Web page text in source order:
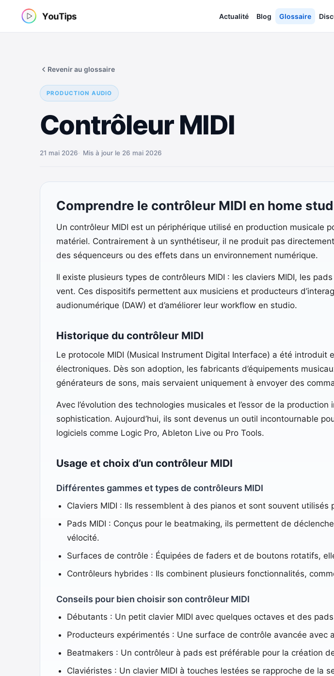
Actualité Blog Glossaire
PRODUCTION AUDIO
Contrôleur MIDI
Revenir au glossaire
21 mai 2026 Mis à jour le 26 mai 2026
Comprendre le contrôleur MIDI en home
Un contrôleur MIDI est un périphérique utilisé en production musicale
matériel. Contrairement à un synthétiseur, il ne produit pas
des séquenceurs ou des effets dans un environnement numérique.
Il existe plusieurs types de contrôleurs MIDI : les claviers MIDI, les
vent. Ces dispositifs permettent aux musiciens et producteurs
audionumérique (DAW) et d’améliorer leur workflow en studio.
Historique du contrôleur MIDI
Le protocole MIDI (Musical Instrument Digital Interface) a été
électroniques. Dès son adoption, les fabricants d’équipements
générateurs de sons, mais servaient uniquement à envoyer des
Avec l’évolution des technologies musicales et l’essor de la
sophistication. Aujourd’hui, ils sont devenus un outil incontournable
logiciels comme Logic Pro, Ableton Live ou Pro Tools.
Usage et choix d’un contrôleur MIDI
Différentes gammes et types de contrôleurs MIDI
Claviers MIDI : Ils ressemblent à des pianos et sont souvent
Pads MIDI : Conçus pour le beatmaking, ils permettent de
vélocité.
Surfaces de contrôle : Équipées de faders et de boutons rotatifs,
Contrôleurs hybrides : Ils combinent plusieurs fonctionnalités,
Conseils pour bien choisir son contrôleur MIDI
Débutants : Un petit clavier MIDI avec quelques octaves et des
Producteurs expérimentés : Une surface de contrôle avancée avec
Beatmakers : Un contrôleur à pads est préférable pour la création
Claviéristes : Un clavier MIDI à touches lestées se rapproche de la